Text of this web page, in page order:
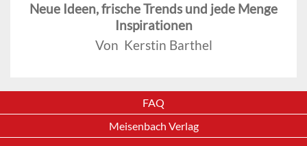
Neue Ideen, frische Trends und jede Menge
Inspirationen
Von Kerstin Barthel
FAQ
Meisenbach Verlag